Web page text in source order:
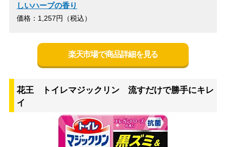
しいハーブの香り
価格：1,257円（税込）
楽天市場で商品詳細を見る
花王 トイレマジックリン 流すだけで勝手にキレ
イ